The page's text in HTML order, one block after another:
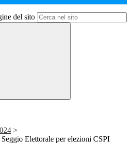
del sito
>
Elettorale per elezioni CSPI